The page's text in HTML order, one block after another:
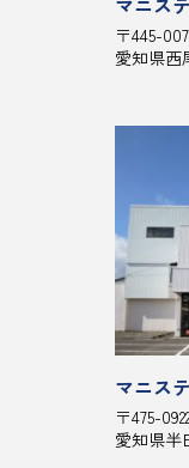
〒445-
愛知県西
マニス
〒475-
愛知県半